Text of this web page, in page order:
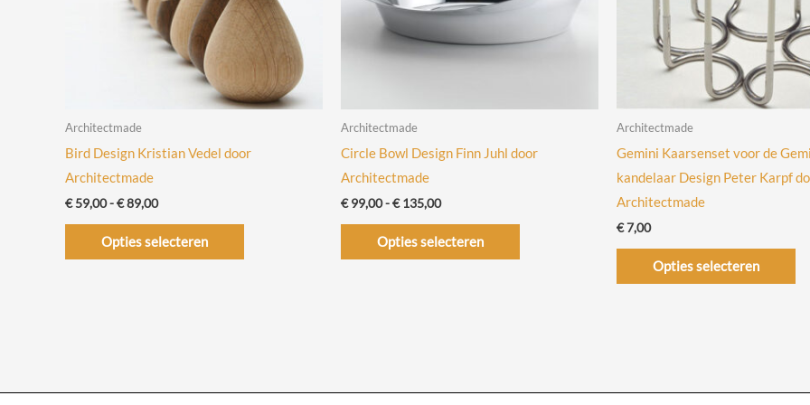
Architectmade
Bird Design Kristian Vedel door
Architectmade
€59,00-€89,00Prijsklasse:
tot
€ 89,00
Opties selecteren
Dit
Architectmade
Circle Bowl Design Finn Juhl door
Architectmade
€99,00-€135,00Prijsklasse:
€ 135,00
Opties selecteren
Dit
Architectmade
Gemini Kaarsenset voor de
kandelaar Design Peter Karpf
Architectmade
€7,00
Opties selecteren
Dit